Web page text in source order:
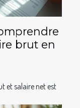
brut en
et salaire net est